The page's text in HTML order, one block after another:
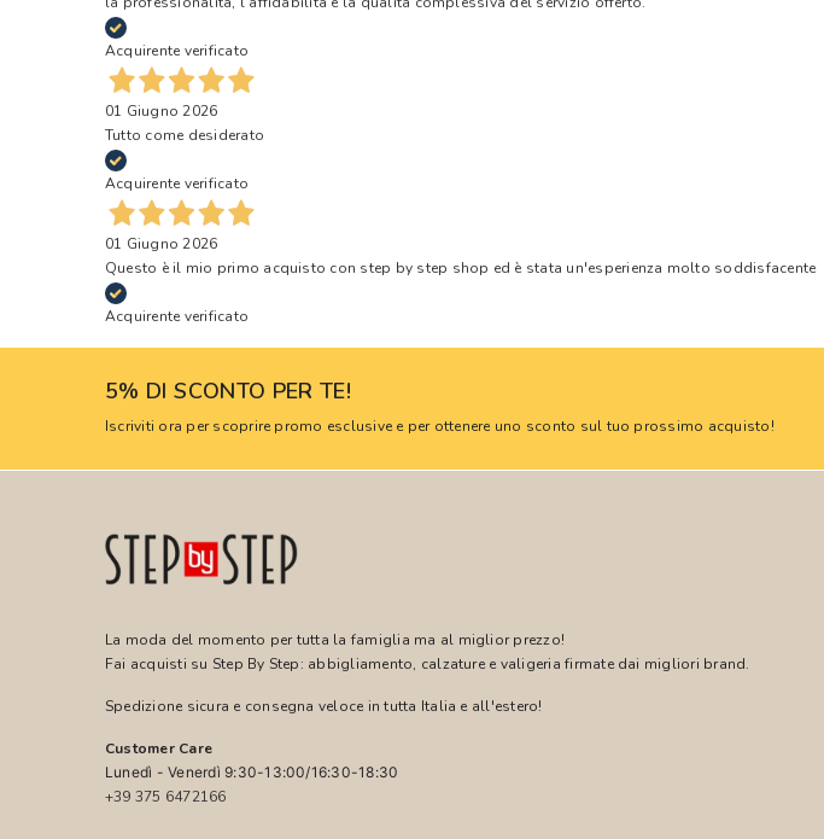
Acquirente verificato
01 Giugno 2026
Tutto come desiderato
Acquirente verificato
01 Giugno 2026
Questo è il mio primo acquisto con step by step shop ed è stata un'esperienza molto soddisfacente
Acquirente verificato
5% DI SCONTO PER TE!
Iscriviti ora per scoprire promo esclusive e per ottenere uno sconto sul tuo prossimo acquisto!
La moda del momento per tutta la famiglia ma al miglior prezzo!
Fai acquisti su Step By Step: abbigliamento, calzature e valigeria firmate dai migliori brand.
Spedizione sicura e consegna veloce in tutta Italia e all'estero!
Customer Care
Lunedì - Venerdì 9:30-13:00/16:30-18:30
+39 375 6472166